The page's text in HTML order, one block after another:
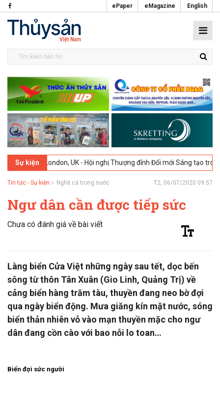
ePaper eMagazine English
Sự kiện
London, UK - Hội nghị Thượng đỉnh Đổi mới Sáng tạo trong Ngành
Tin tức - Sự kiện Nghề cá trong nước T2, 06/07/2020 09:57
Ngư dân cần được tiếp sức
Chưa có đánh giá về bài viết
Làng biển Cửa Việt những ngày sau tết, dọc bến
sông từ thôn Tân Xuân (Gio Linh, Quảng Trị) về
cảng biển hàng trăm tàu, thuyền đang neo bờ đợi
qua ngày biển động. Mưa giăng kín mặt nước, sóng
biển thản nhiên vỗ vào mạn thuyền mặc cho ngư
dân đang cồn cào với bao nỗi lo toan…
Biển đợi sức người